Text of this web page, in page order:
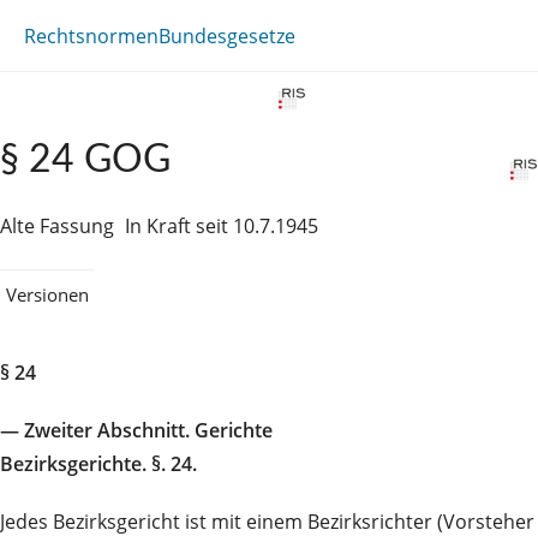
RechtsnormenBundesgesetze
§ 24 GOG
Alte Fassung In Kraft seit 10.7.1945
Versionen
§ 24
— Zweiter Abschnitt. Gerichte
Bezirksgerichte. §. 24.
Jedes Bezirksgericht ist mit einem Bezirksrichter (Vorsteher